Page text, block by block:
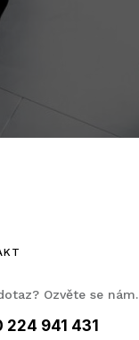
Ozvěte se nám.
224 941 431